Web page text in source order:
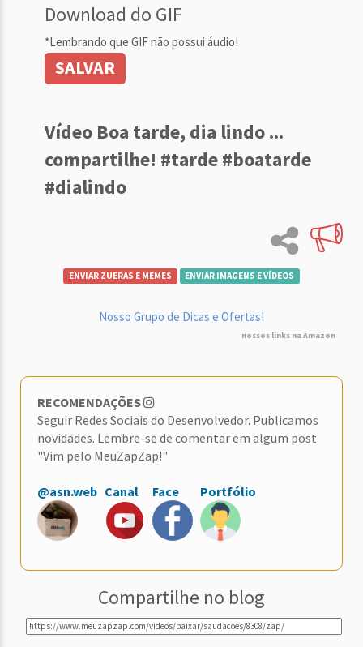
Download do GIF
*Lembrando que GIF não possui áudio!
SALVAR
Vídeo Boa tarde, dia lindo ...
compartilhe! #tarde #boatarde
#dialindo
ENVIAR ZUERAS E MEMES ENVIAR IMAGENS E VÍDEOS
Nosso Grupo de Dicas e Ofertas!
nossos links na Amazon
RECOMENDAÇÕES
Seguir Redes Sociais do Desenvolvedor. Publicamos
novidades. Lembre-se de comentar em algum post
"Vim pelo MeuZapZap!"
@asn.web Canal Face Portfólio
Compartilhe no blog